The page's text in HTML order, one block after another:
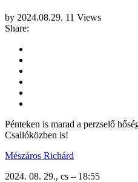
by 2024.08.29. 11 Views
Share:
Pénteken is marad a perzselő
Csallóközben is!
Mészáros Richárd
2024. 08. 29., cs – 18:55